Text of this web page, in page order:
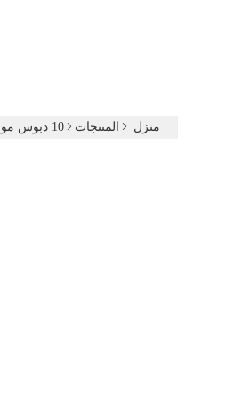
منزل المنتجات 10 دبوس موصل RJ45